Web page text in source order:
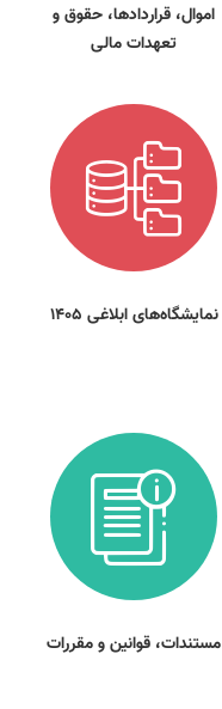
اموال، قراردادها، حقوق و
تعهدات مالی
نمایشگاه‌های ابلاغی 1405
مستندات، قوانين و مقررات